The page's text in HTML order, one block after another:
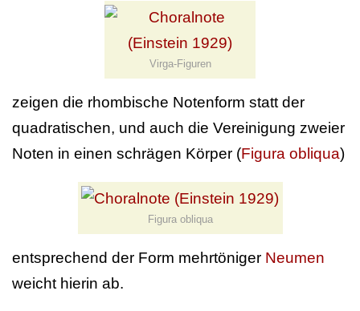
Virga-Figuren
zeigen die rhombische Notenform statt der
quadratischen, und auch die Vereinigung zweier
Noten in einen schrägen Körper (Figura obliqua)
Figura obliqua
entsprechend der Form mehrtöniger Neumen
weicht hierin ab.